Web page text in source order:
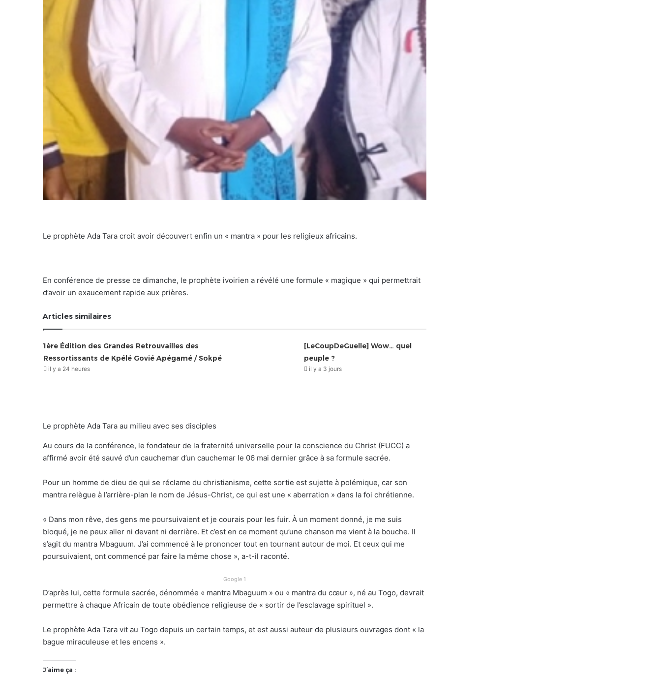
Le prophète Ada Tara croit avoir découvert enfin un « mantra » pour les religieux africains.
En conférence de presse ce dimanche, le prophète ivoirien a révélé une formule « magique » qui permettrait
d’avoir un exaucement rapide aux prières.
Articles similaires
1ère Édition des Grandes Retrouvailles des
Ressortissants de Kpélé Govié Apégamé / Sokpé
il y a 24 heures
[LeCoupDeGuelle] Wow… quel
peuple ?
il y a 3 jours
Le prophète Ada Tara au milieu avec ses disciples
Au cours de la conférence, le fondateur de la fraternité universelle pour la conscience du Christ (FUCC) a
affirmé avoir été sauvé d’un cauchemar d’un cauchemar le 06 mai dernier grâce à sa formule sacrée.
Pour un homme de dieu de qui se réclame du christianisme, cette sortie est sujette à polémique, car son
mantra relègue à l’arrière-plan le nom de Jésus-Christ, ce qui est une « aberration » dans la foi chrétienne.
« Dans mon rêve, des gens me poursuivaient et je courais pour les fuir. À un moment donné, je me suis
bloqué, je ne peux aller ni devant ni derrière. Et c’est en ce moment qu’une chanson me vient à la bouche. Il
s’agit du mantra Mbaguum. J’ai commencé à le prononcer tout en tournant autour de moi. Et ceux qui me
poursuivaient, ont commencé par faire la même chose », a-t-il raconté.
Google 1
D’après lui, cette formule sacrée, dénommée « mantra Mbaguum » ou « mantra du cœur », né au Togo, devrait
permettre à chaque Africain de toute obédience religieuse de « sortir de l’esclavage spirituel ».
Le prophète Ada Tara vit au Togo depuis un certain temps, et est aussi auteur de plusieurs ouvrages dont « la
bague miraculeuse et les encens ».
J’aime ça :